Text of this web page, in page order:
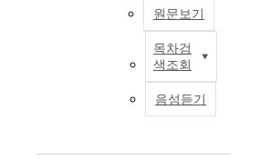
원문보기
목차검
색조회
음성듣기